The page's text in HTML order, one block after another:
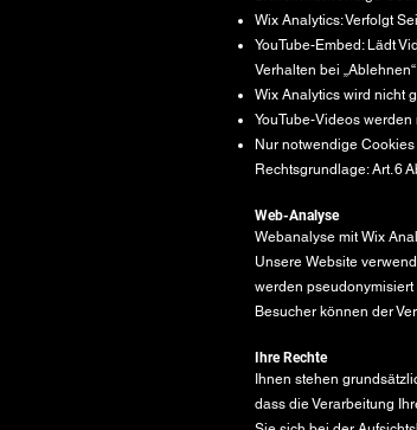
Wix Analytics: Verfolgt
YouTube-Embed: Lädt
Verhalten bei
Wix Analytics wird nicht
YouTube-Videos
Nur notwendige
Rechtsgrundlage: Art. 6
Web-Analyse
Webanalyse mit Wix
Unsere Website
werden pseudonymisiert
Besucher können der
Ihre Rechte
Ihnen stehen
dass die Verarbeitung